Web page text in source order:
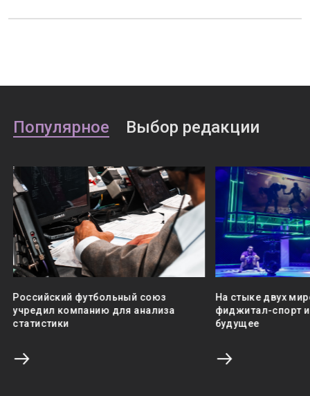
Популярное Выбор редакции
Российский футбольный союз
учредил компанию для анализа
статистики
На стыке двух
фиджитал-спорт
будущее